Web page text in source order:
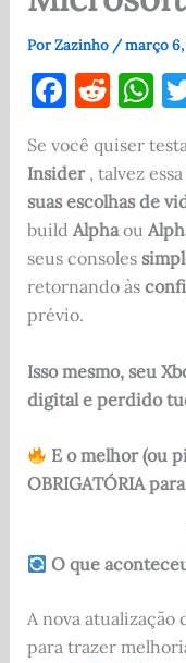
PorZazinho /março 6,
F
a
c
e
b
o
o
k
R
d
di
t
at
s
A
p
p
Se você quiser
Insider, talvez
suas escolhas de
build Alphaou
seus consoles
retornando às
prévio.
Isso mesmo, seu
digital e perdido
E o melhor (ou
OBRIGATÓRIA
O que
A nova atualização
para trazer